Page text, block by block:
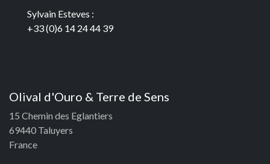
Sylvain Esteves :
+33 (0)6 14 24 44 39
Olival d'Ouro & Terre de Sens
15 Chemin des Eglantiers
69440 Taluyers
France